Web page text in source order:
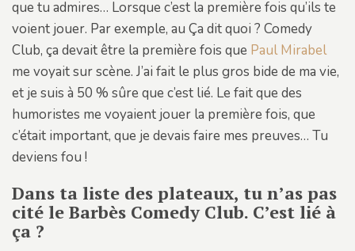
que tu admires… Lorsque c’est la première fois qu’ils te
voient jouer. Par exemple, au Ça dit quoi ? Comedy
Club, ça devait être la première fois que Paul Mirabel
me voyait sur scène. J’ai fait le plus gros bide de ma vie,
et je suis à 50 % sûre que c’est lié. Le fait que des
humoristes me voyaient jouer la première fois, que
c’était important, que je devais faire mes preuves… Tu
deviens fou !
Dans ta liste des plateaux, tu n’as pas
cité le Barbès Comedy Club. C’est lié à
ça ?